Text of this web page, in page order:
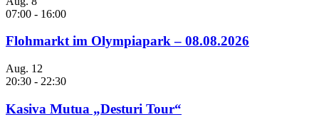
07:00 - 16:00
Flohmarkt im Olympiapark – 08.08.2026
Aug. 12
20:30 - 22:30
Kasiva Mutua „Desturi Tour“